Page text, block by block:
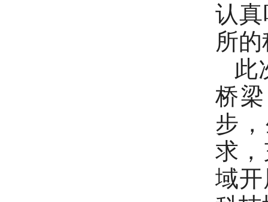
认
所
此
桥
步
求
域